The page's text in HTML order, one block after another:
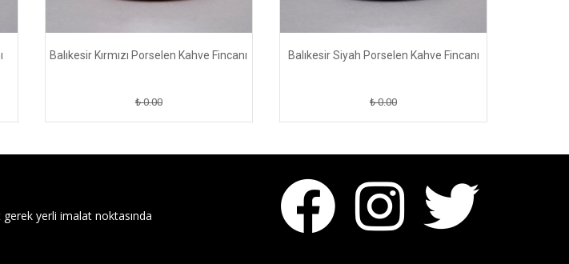
Balıkesir Kırmızı Porselen Kahve Fincanı
₺ 0.00
Balıkesir Siyah Porselen Kahve Fincanı
₺ 0.00
yerli imalat noktasında